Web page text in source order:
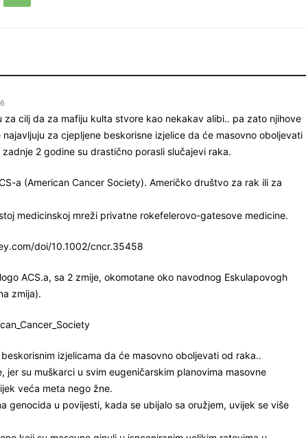
za cilj da za mafiju kulta stvore kao nekakav alibi.. pa zato njihove
za cjepljene beskorisne izjelice da će masovno oboljevati
2 godine su drastično porasli slučajevi raka.
a (American Cancer Society). Američko društvo za rak ili za
medicinskoj mreži privatne rokefelerovo-gatesove medicine.
doi/10.1002/cncr.35458
ACS.a, sa 2 zmije, okomotane oko navodnog Eskulapovogh
zmija).
izjelicama da će masovno oboljevati od raka..
jer su muškarci u svim eugeničarskim planovima masovne
veća meta nego žne.
genocida u povijesti, kada se ubijalo sa oružjem, uvijek se više